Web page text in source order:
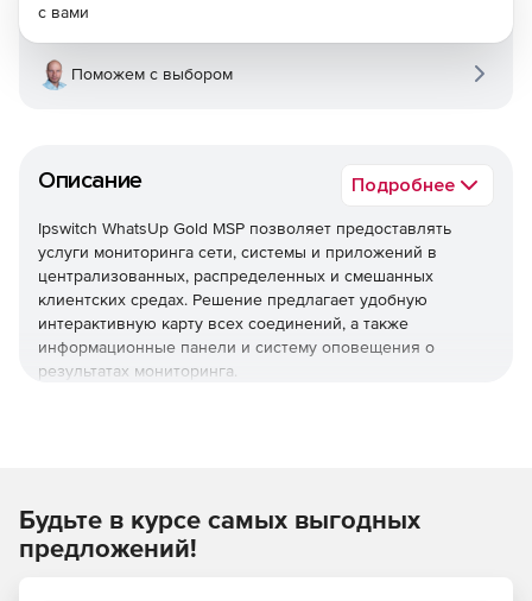
Описание Подробнее
Ipswitch WhatsUp Gold MSP позволяет предоставлять
услуги мониторинга сети, системы и приложений в
централизованных, распределенных и смешанных
клиентских средах. Решение предлагает удобную
интерактивную карту всех соединений, а также
информационные панели и систему оповещения о
результатах мониторинга.
сетей, серверов, устройств хранения, виртуальных
машин, приложений, потоков трафика и конфигураций в
средах Windows, Linux и Java с помощью одного и того же
с вами
Поможем с выбором
Будьте в курсе самых выгодных
предложений!